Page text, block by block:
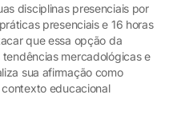
disciplinas presenciais por
presenciais e 16 horas
que essa opção da
mercadológicas e
sua afirmação como
educacional